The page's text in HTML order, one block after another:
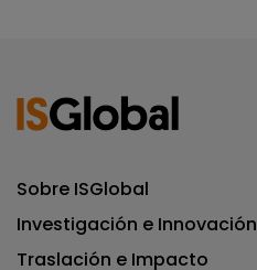
Sobre ISGlobal
Investigación e Innovación
Traslación e Impacto